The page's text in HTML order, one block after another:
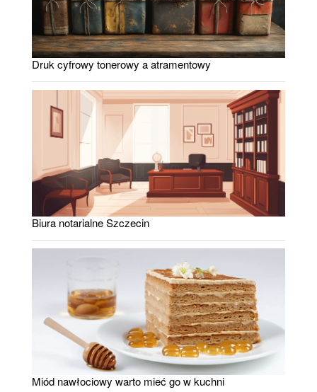
Druk cyfrowy tonerowy a atramentowy
Biura notarialne Szczecin
Miód nawłociowy warto mieć go w kuchni